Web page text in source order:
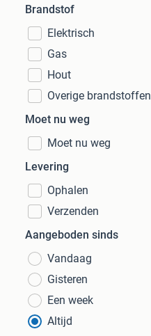
Brandstof
Elektrisch
Gas
Hout
Overige brandstoffen
Moet nu weg
Moet nu weg
Levering
Ophalen
Verzenden
Aangeboden sinds
Vandaag
Gisteren
Een week
Altijd